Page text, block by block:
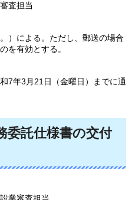
査担当
）による。ただし、郵送の場合
を有効とする。
7年3月21日（金曜日）までに通
委託仕様書の交付
設業審査担当